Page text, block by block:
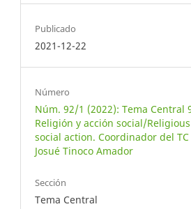
Publicado
2021-12-22
Número
Núm. 92/1 (2022): Tema Central
Religión y acción social/
social action. Coordinador del TC
Josué Tinoco Amador
Sección
Tema Central